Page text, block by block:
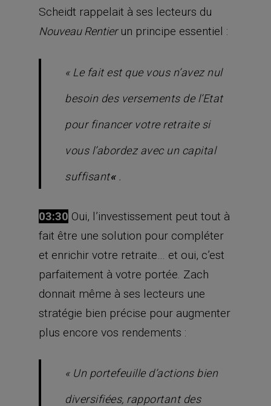
Scheidt rappelait à ses lecteurs du
Nouveau Rentierun principe essentiel :
« Le fait est que vous n’avez nul
besoin des versements de l’Etat
pour financer votre retraite si
vous l’abordez avec un capital
suffisant« .
03:30 Oui, l’investissement peut tout à
fait être une solution pour compléter
et enrichir votre retraite… et oui, c’est
parfaitement à votre portée. Zach
donnait même à ses lecteurs une
stratégie bien précise pour augmenter
plus encore vos rendements :
« Un portefeuille d’actions bien
diversifiées, rapportant des